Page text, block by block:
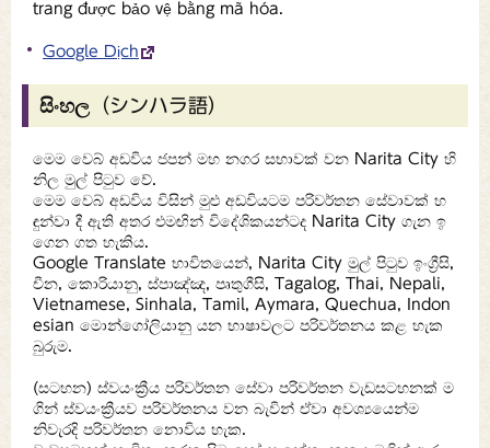
trang được bảo vệ bằng mã hóa.
Google Dịch
සිංහල（シンハラ語）
මෙම වෙබ් අඩවිය ජපන් මහ නගර සභාවක් වන Narita City හි
නිල මුල් පිටුව වේ.
මෙම වෙබ් අඩවිය විසින් මුළු අඩවියටම පරිවර්තන සේවාවක් හ
ඳුන්වා දී ඇති අතර එමඟින් විදේශිකයන්ටද Narita City ගැන ඉ
ගෙන ගත හැකිය.
Google Translate භාවිතයෙන්, Narita City මුල් පිටුව ඉංග්‍රීසි,
චීන, කොරියානු, ස්පාඤ්ඤ, පෘතුගීසි, Tagalog, Thai, Nepali,
Vietnamese, Sinhala, Tamil, Aymara, Quechua, Indon
esian මොන්ගෝලියානු යන භාෂාවලට පරිවර්තනය කළ හැක
බුරුම.
(සටහන) ස්වයංක්‍රීය පරිවර්තන සේවා පරිවර්තන වැඩසටහනක් ම
ගින් ස්වයංක්‍රීයව පරිවර්තනය වන බැවින් ඒවා අවශ්‍යයෙන්ම
නිවැරදි පරිවර්තන නොවිය හැක.